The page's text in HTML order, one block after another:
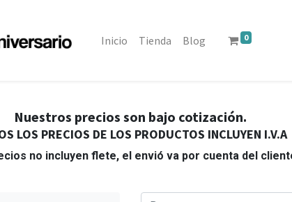
Inicio Tienda Blog 0
Nuestros precios son bajo cotización.
LOS PRECIOS DE LOS PRODUCTOS INCLUYEN I.V.A
no incluyen flete, el envió va por cuenta del